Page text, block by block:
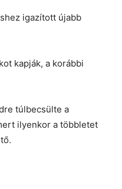
igazított újabb
kapják, a korábbi
túlbecsülte a
ilyenkor a többletet